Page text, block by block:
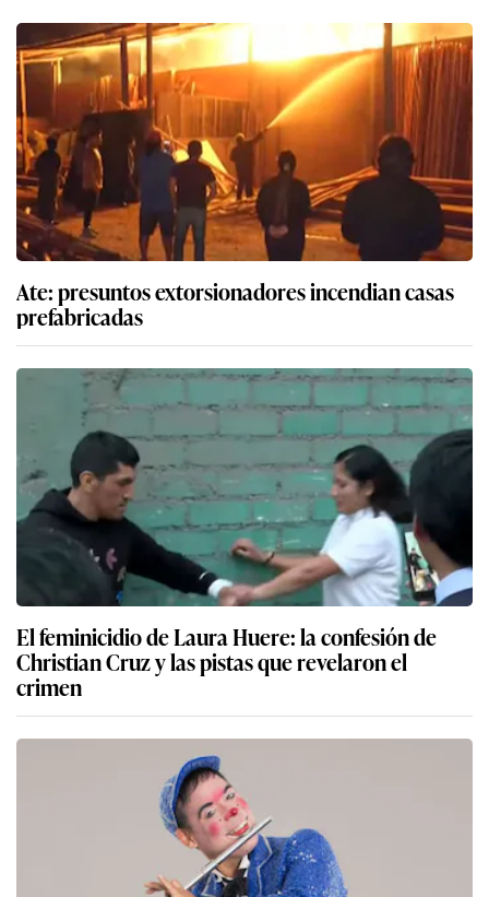
Ate: presuntos extorsionadores incendian casas
prefabricadas
El feminicidio de Laura Huere: la confesión de
Christian Cruz y las pistas que revelaron el
crimen